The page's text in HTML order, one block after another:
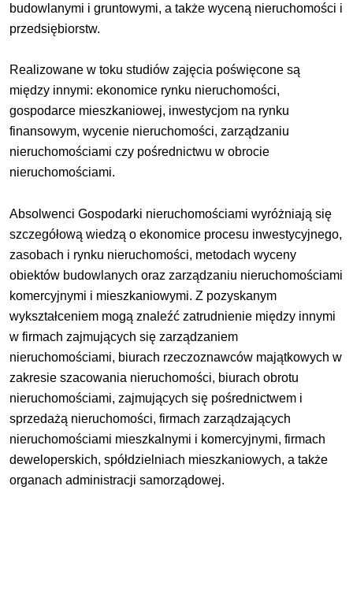
budowlanymi i gruntowymi, a także wyceną nieruchomości i
przedsiębiorstw.
Realizowane w toku studiów zajęcia poświęcone są
między innymi: ekonomice rynku nieruchomości,
gospodarce mieszkaniowej, inwestycjom na rynku
finansowym, wycenie nieruchomości, zarządzaniu
nieruchomościami czy pośrednictwu w obrocie
nieruchomościami.
Absolwenci Gospodarki nieruchomościami wyróżniają się
szczegółową wiedzą o ekonomice procesu inwestycyjnego,
zasobach i rynku nieruchomości, metodach wyceny
obiektów budowlanych oraz zarządzaniu nieruchomościami
komercyjnymi i mieszkaniowymi. Z pozyskanym
wykształceniem mogą znaleźć zatrudnienie między innymi
w firmach zajmujących się zarządzaniem
nieruchomościami, biurach rzeczoznawców majątkowych w
zakresie szacowania nieruchomości, biurach obrotu
nieruchomościami, zajmujących się pośrednictwem i
sprzedażą nieruchomości, firmach zarządzających
nieruchomościami mieszkalnymi i komercyjnymi, firmach
deweloperskich, spółdzielniach mieszkaniowych, a także
organach administracji samorządowej.